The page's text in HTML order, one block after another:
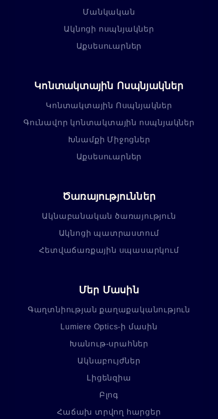
Մանկական
Ակնոցի ոսպնյակներ
Աքսեսուարներ
Կոնտակտային Ոսպնյակներ
Կոնտակտային Ոսպնյակներ
Գունավոր կոնտակտային ոսպնյակներ
Խնամքի Միջոցներ
Աքսեսուարներ
Ծառայություններ
Ակնաբանական ծառայություն
Ակնոցի պատրաստում
Հետվաճառքային սպասարկում
Մեր Մասին
Գաղտնիության քաղաքականություն
Lumiere Optics-ի մասին
Խանութ-սրահներ
Ակնաբույժներ
Լիցենզիա
Բլոգ
Հաճախ տրվող հարցեր